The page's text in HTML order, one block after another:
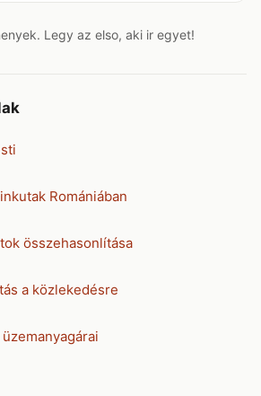
Legy az elso, aki ir egyet!
Romániában
összehasonlítása
a közlekedésre